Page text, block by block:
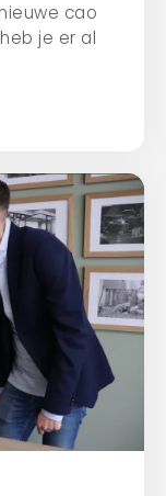
cao
je er al